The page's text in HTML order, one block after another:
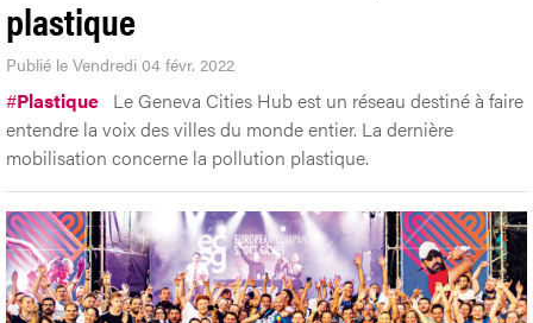
plastique
Publié le Vendredi 04 févr. 2022
#Plastique Le Geneva Cities Hub est un réseau destiné à faire
entendre la voix des villes du monde entier. La dernière
mobilisation concerne la pollution plastique.